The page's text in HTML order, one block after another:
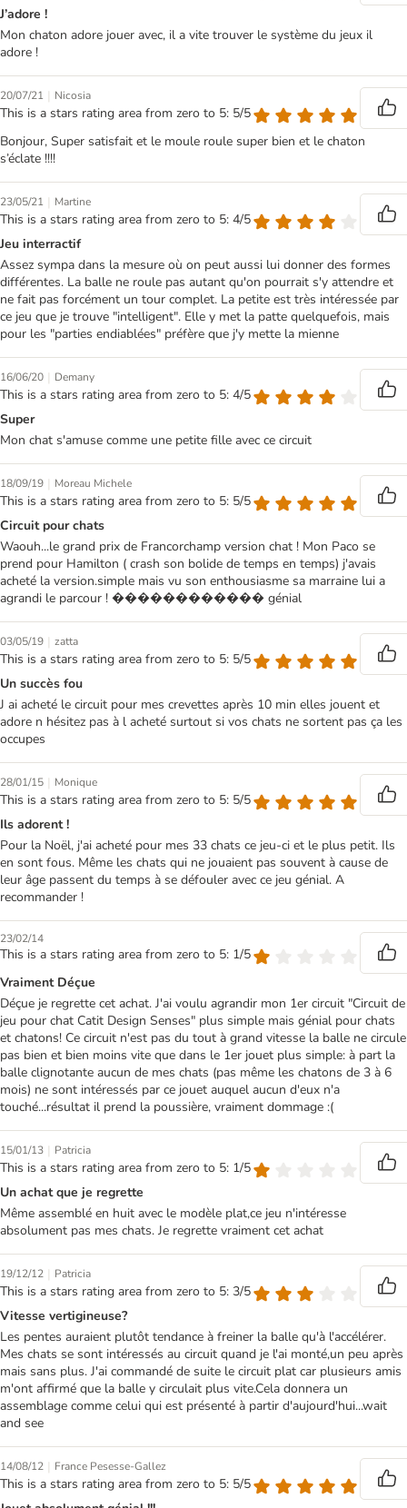
J’adore !
Mon chaton adore jouer avec, il a vite trouver le système du jeux il
adore !
20/07/21 | Nicosia
This is a stars rating area from zero to 5: 5/5
Bonjour, Super satisfait et le moule roule super bien et le chaton
s’éclate !!!!
23/05/21 | Martine
This is a stars rating area from zero to 5: 4/5
Jeu interractif
Assez sympa dans la mesure où on peut aussi lui donner des formes
différentes. La balle ne roule pas autant qu'on pourrait s'y attendre et
ne fait pas forcément un tour complet. La petite est très intéressée par
ce jeu que je trouve "intelligent". Elle y met la patte quelquefois, mais
pour les "parties endiablées" préfère que j'y mette la mienne
16/06/20 | Demany
This is a stars rating area from zero to 5: 4/5
Super
Mon chat s'amuse comme une petite fille avec ce circuit
18/09/19 | Moreau Michele
This is a stars rating area from zero to 5: 5/5
Circuit pour chats
Waouh...le grand prix de Francorchamp version chat ! Mon Paco se
prend pour Hamilton ( crash son bolide de temps en temps) j'avais
acheté la version.simple mais vu son enthousiasme sa marraine lui a
agrandi le parcour ! ������������ génial
03/05/19 | zatta
This is a stars rating area from zero to 5: 5/5
Un succès fou
J ai acheté le circuit pour mes crevettes après 10 min elles jouent et
adore n hésitez pas à l acheté surtout si vos chats ne sortent pas ça les
occupes
28/01/15 | Monique
This is a stars rating area from zero to 5: 5/5
Ils adorent !
Pour la Noël, j'ai acheté pour mes 33 chats ce jeu-ci et le plus petit. Ils
en sont fous. Même les chats qui ne jouaient pas souvent à cause de
leur âge passent du temps à se défouler avec ce jeu génial. A
recommander !
23/02/14
This is a stars rating area from zero to 5: 1/5
Vraiment Déçue
Déçue je regrette cet achat. J'ai voulu agrandir mon 1er circuit "Circuit de
jeu pour chat Catit Design Senses" plus simple mais génial pour chats
et chatons! Ce circuit n'est pas du tout à grand vitesse la balle ne circule
pas bien et bien moins vite que dans le 1er jouet plus simple: à part la
balle clignotante aucun de mes chats (pas même les chatons de 3 à 6
mois) ne sont intéressés par ce jouet auquel aucun d'eux n'a
touché...résultat il prend la poussière, vraiment dommage :(
15/01/13 | Patricia
This is a stars rating area from zero to 5: 1/5
Un achat que je regrette
Même assemblé en huit avec le modèle plat,ce jeu n'intéresse
absolument pas mes chats. Je regrette vraiment cet achat
19/12/12 | Patricia
This is a stars rating area from zero to 5: 3/5
Vitesse vertigineuse?
Les pentes auraient plutôt tendance à freiner la balle qu'à l'accélérer.
Mes chats se sont intéressés au circuit quand je l'ai monté,un peu après
mais sans plus. J'ai commandé de suite le circuit plat car plusieurs amis
m'ont affirmé que la balle y circulait plus vite.Cela donnera un
assemblage comme celui qui est présenté à partir d'aujourd'hui...wait
and see
14/08/12 | France Pesesse-Gallez
This is a stars rating area from zero to 5: 5/5